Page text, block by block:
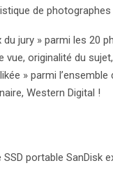
de photographes
jury » parmi les 20
vue, originalité du
» parmi
Western Digital !
portable SanDisk